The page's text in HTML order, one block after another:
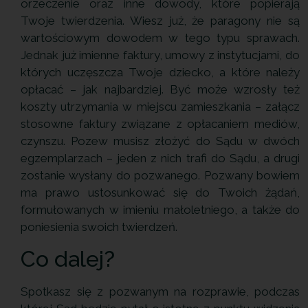
orzeczenie oraz inne dowody, które popierają
Twoje twierdzenia. Wiesz już, że paragony nie są
wartościowym dowodem w tego typu sprawach.
Jednak już imienne faktury, umowy z instytucjami, do
których uczęszcza Twoje dziecko, a które należy
opłacać – jak najbardziej. Być może wzrosły też
koszty utrzymania w miejscu zamieszkania – załącz
stosowne faktury związane z opłacaniem mediów,
czynszu. Pozew musisz złożyć do Sądu w dwóch
egzemplarzach – jeden z nich trafi do Sądu, a drugi
zostanie wysłany do pozwanego. Pozwany bowiem
ma prawo ustosunkować się do Twoich żądań,
formułowanych w imieniu małoletniego, a także do
poniesienia swoich twierdzeń.
Co dalej?
Spotkasz się z pozwanym na rozprawie, podczas